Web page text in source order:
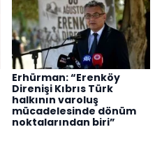
Erhürman: “Erenköy
Direnişi Kıbrıs Türk
halkının varoluş
mücadelesinde dönüm
noktalarından biri”